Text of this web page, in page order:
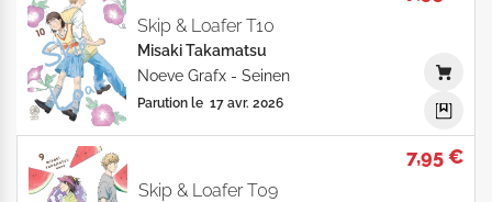
Skip & Loafer T10
Misaki Takamatsu
Noeve Grafx - Seinen
Parution le 17 avr. 2026
7,95 €
Skip & Loafer T09